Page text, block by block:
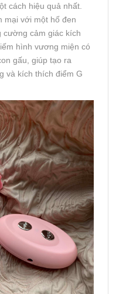
cách hiệu quả nhất.
mại với một hố đen
cường cảm giác kích
hình vương miện có
gấu, giúp tạo ra
và kích thích điểm G